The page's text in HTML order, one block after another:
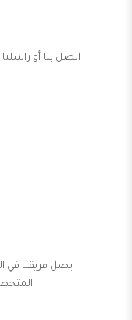
اتصل بنا أو
يصل فريقنا في